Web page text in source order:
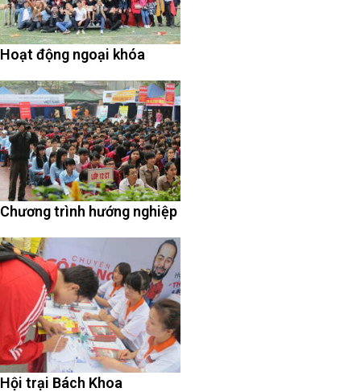
Hoạt động ngoại khóa
Chương trình hướng nghiệp
Hội trại Bách Khoa